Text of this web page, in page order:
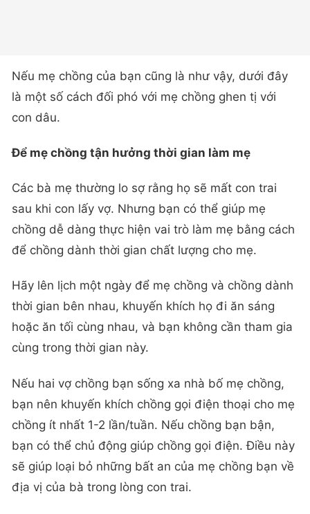
Nếu mẹ chồng của bạn cũng là như vậy, dưới đây
là một số cách đối phó với mẹ chồng ghen tị với
con dâu.
Để mẹ chồng tận hưởng thời gian làm mẹ
Các bà mẹ thường lo sợ rằng họ sẽ mất con trai
sau khi con lấy vợ. Nhưng bạn có thể giúp mẹ
chồng dễ dàng thực hiện vai trò làm mẹ bằng cách
để chồng dành thời gian chất lượng cho mẹ.
Hãy lên lịch một ngày để mẹ chồng và chồng dành
thời gian bên nhau, khuyến khích họ đi ăn sáng
hoặc ăn tối cùng nhau, và bạn không cần tham gia
cùng trong thời gian này.
Nếu hai vợ chồng bạn sống xa nhà bố mẹ chồng,
bạn nên khuyến khích chồng gọi điện thoại cho mẹ
chồng ít nhất 1-2 lần/tuần. Nếu chồng bạn bận,
bạn có thể chủ động giúp chồng gọi điện. Điều này
sẽ giúp loại bỏ những bất an của mẹ chồng bạn về
địa vị của bà trong lòng con trai.